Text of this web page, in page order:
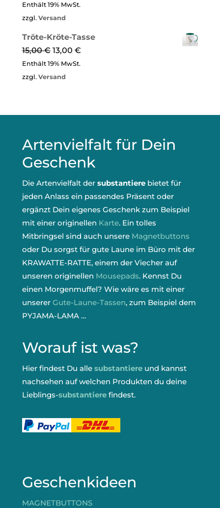
Enthält 19% MwSt.
zzgl. Versand
Tröte-Kröte-Tasse
15,00€ 13,00 €
Enthält 19% MwSt.
zzgl. Versand
Artenvielfalt für Dein
Geschenk
Die Artenvielfalt der substantierebietet für
jeden Anlass ein passendes Präsent oder
ergänzt Dein eigenes Geschenk zum Beispiel
mit einer originellen Karte. Ein tolles
Mitbringsel sind auch unsere Magnetbuttons
oder Du sorgst für gute Laune im Büro mit der
KRAWATTE-RATTE, einem der Viecher auf
unseren originellen Mousepads. Kennst Du
einen Morgenmuffel? Wie wäre es mit einer
unserer Gute-Laune-Tassen, zum Beispiel dem
PYJAMA-LAMA …
Worauf ist was?
Hier findest Du alle substantiereund kannst
nachsehen auf welchen Produkten du deine
Lieblings-substantierefindest.
Geschenkideen
MAGNETBUTTONS